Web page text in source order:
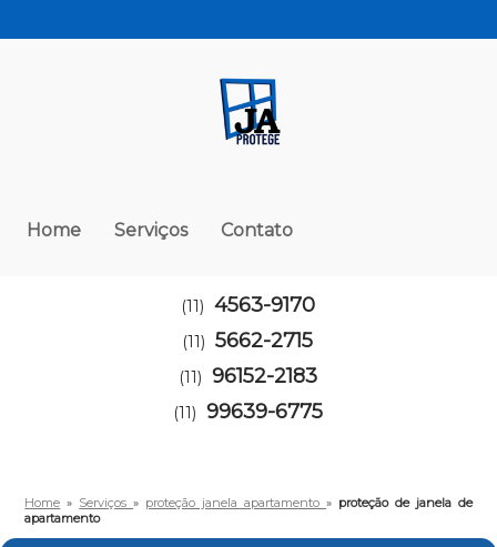
Home Serviços Contato
(11) 4563-9170
(11) 5662-2715
(11) 96152-2183
(11) 99639-6775
Home » Serviços» proteção janela apartamento » proteção de janela de
apartamento